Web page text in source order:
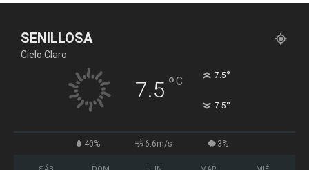
SENILLOSA
Cielo Claro
7.5 °C 7.5°
7.5°
40% 6.6m/s 3%